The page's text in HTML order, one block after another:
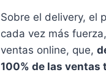
Sobre el delivery, el
cada vez más
ventas online, que,
100% de las ventas